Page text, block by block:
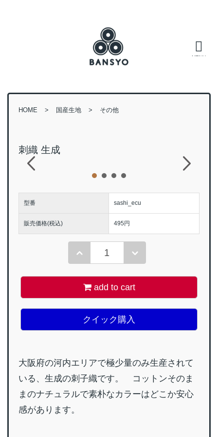
HOME 国産生地 その他
刺織 生成
型番 sashi_ecu
販売価格(税込) 495円
add to cart
クイック購入
大阪府の河内エリアで極少量のみ生産されて
いる、生成の刺子織です。 コットンそのま
まのナチュラルで素朴なカラーはどこか安心
感があります。